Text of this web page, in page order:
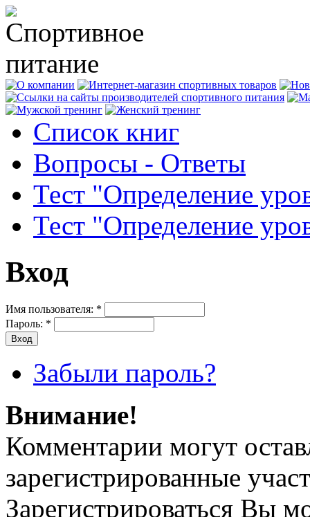
Список книг
Вопросы - Ответы
Тест "Определение
Тест "Определение
Вход
Имя пользователя: *
Пароль: *
Забыли пароль?
Внимание!
Комментарии могут
зарегистрированные
Зарегистрироваться Вы